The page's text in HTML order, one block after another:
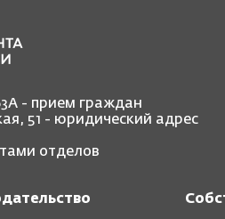
- прием граждан
51 - юридический адрес
отделов